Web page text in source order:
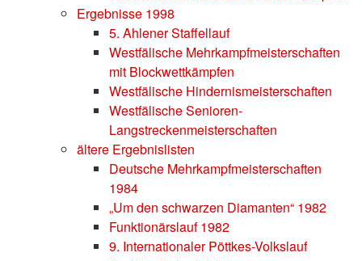
Ergebnisse 1998
5. Ahlener Staffellauf
Westfälische Mehrkampfmeisterschaften
mit Blockwettkämpfen
Westfälische Hindernismeisterschaften
Westfälische Senioren-
Langstreckenmeisterschaften
ältere Ergebnislisten
Deutsche Mehrkampfmeisterschaften
1984
„Um den schwarzen Diamanten“ 1982
Funktionärslauf 1982
9. Internationaler Pöttkes-Volkslauf